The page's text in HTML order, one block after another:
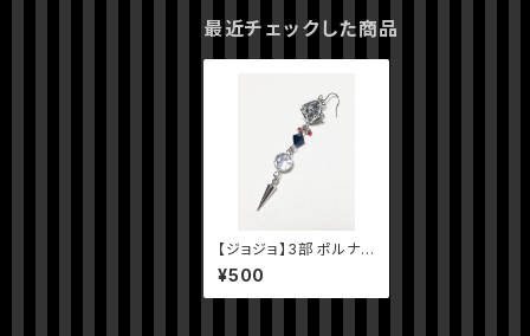
最近チェックした商品
【ジョジョ】3部 ポルナレ
フイメージピアス
¥500